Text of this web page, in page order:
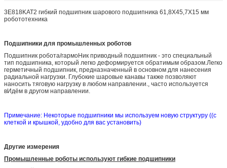
3E818KAT2 гибкий подшипник шарового подшипника 61,8X45,7X15 мм
робототехника
Подшипники для промышленных роботов
Подшипник робота/гармоНик приводный подшипник - это специальный
тип подшипника, который легко деформируется обратимым образом.Легко
герметичный подшипник, предназначенный в основном для нанесения
радиальной нагрузки. Глубокие шаровые канавы также позволяют
наносить тяговую нагрузку в любом направлении., часто используется
вИдём в другом направлении.
Примечание: Некоторые подшипники мы используем новую структуру ((с
клеткой и крышкой, удобно для вас установить)
Другие измерения
Промышленные роботы используют гибкие подшипники